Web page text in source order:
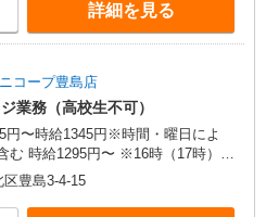
詳細を見る
コープ豊島店
業務（高校生不可）
円〜時給1345円※時間・曜日によ
17時）以
円 ※日・祝日 時給＋100円
豊島3-4-15